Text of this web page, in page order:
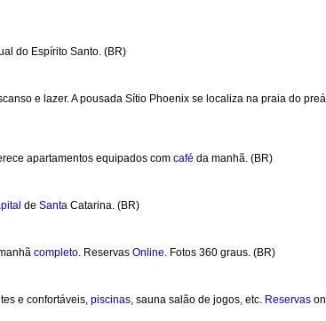
do Espírito Santo. (BR)
e lazer. A pousada Sítio Phoenix se localiza na praia do
apartamentos equipados com café da manhã. (BR)
de Santa Catarina. (BR)
completo. Reservas Online. Fotos 360 graus. (BR)
e confortáveis, piscinas, sauna salão de jogos, etc. Reservas